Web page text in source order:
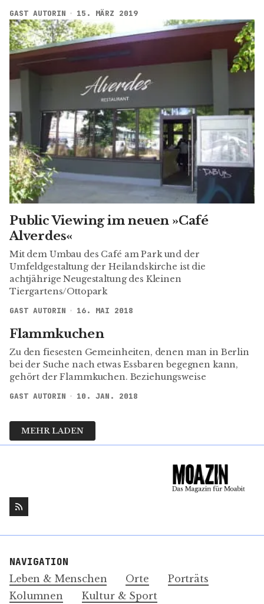
GAST AUTORIN 15. MÄRZ 2019
Public Viewing im neuen »Café
Alverdes«
Mit dem Umbau des Café am Park und der
Umfeldgestaltung der Heilandskirche ist die
achtjährige Neugestaltung des Kleinen
Tiergartens/Ottopark
GAST AUTORIN 16. MAI 2018
Flammkuchen
Zu den fiesesten Gemeinheiten, denen man in Berlin
bei der Suche nach etwas Essbaren begegnen kann,
gehört der Flammkuchen. Beziehungsweise
GAST AUTORIN 10. JAN. 2018
MEHR LADEN
NAVIGATION
Leben & Menschen Orte
Porträts
Kolumnen
Kultur & Sport